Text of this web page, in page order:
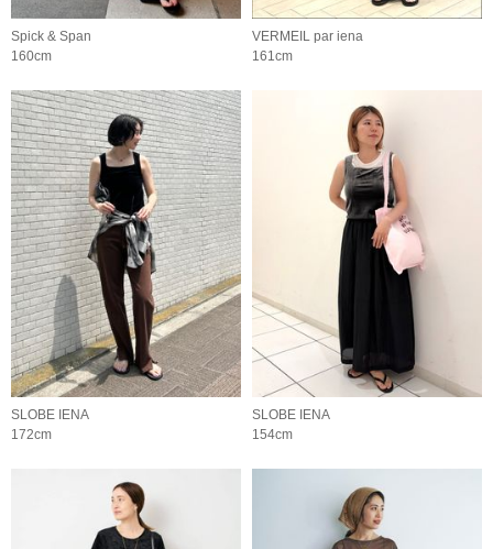
Spick & Span
160cm
VERMEIL par iena
161cm
SLOBE IENA
172cm
SLOBE IENA
154cm